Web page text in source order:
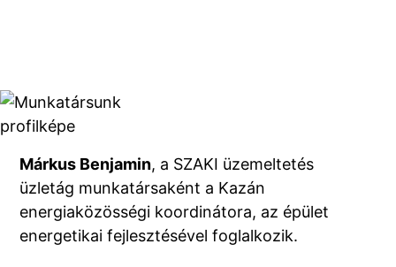
Márkus Benjamin, a SZAKI üzemeltetés
üzletág munkatársaként a Kazán
energiaközösségi koordinátora, az épület
energetikai fejlesztésével foglalkozik.